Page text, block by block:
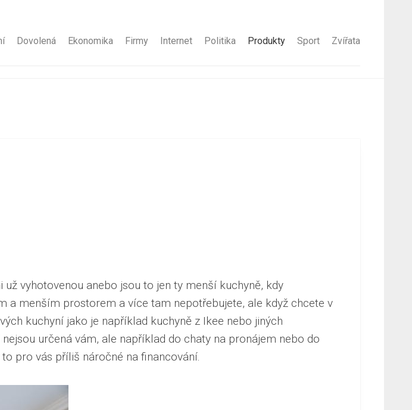
Dovolená Ekonomika Firmy Internet Politika Produkty Sport Zvířata
vyhotovenou anebo jsou to jen ty menší kuchyně, kdy
a menším prostorem a více tam nepotřebujete, ale když chcete v
kuchyní jako je například kuchyně z Ikee nebo jiných
určená vám, ale například do chaty na pronájem nebo do
pro vás příliš náročné na financování.